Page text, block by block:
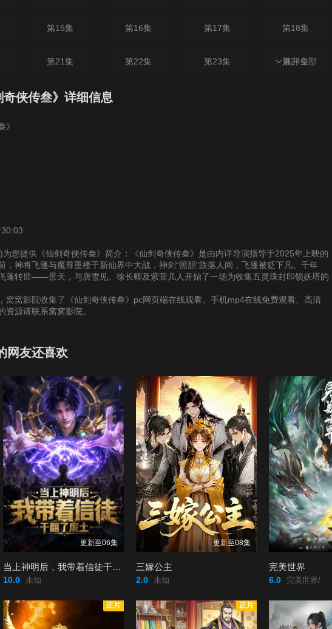
第15集 第16集 第17集 第18集
第21集 第22集 第23集 第24集
展开全部
侠传叁》详细信息
》
您提供《仙剑奇侠传叁》简介：《仙剑奇侠传叁》是由内详导演指导于2025年上映的
，神将飞蓬与魔尊重楼于新仙界中大战，神剑“照胆”跌落人间，飞蓬被贬下凡。千年
蓬转世——景天，与唐雪见、徐长卿及紫萱几人开始了一场为收集五灵珠封印锁妖塔的
窝窝影院收集了《仙剑奇侠传叁》pc网页端在线观看、手机mp4在线免费观看、高清
源请联系窝窝影院。
网友还喜欢
更新至06集
当上神明后，我带着信徒干翻了废土
10.0 未知
更新至08集
三嫁公主
2.0 未知
完美世界
6.0 完美世界/
正片 正片